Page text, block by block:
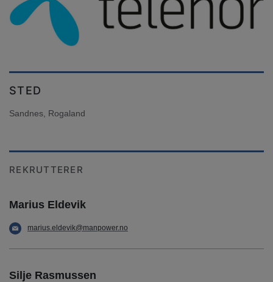
STED
Sandnes, Rogaland
REKRUTTERER
Marius Eldevik
marius.eldevik@manpower.no
Silje Rasmussen